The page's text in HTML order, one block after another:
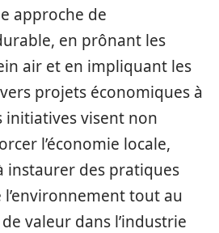
approche de
en prônant les
air et en impliquant les
projets économiques à
initiatives visent non
l’économie locale,
instaurer des pratiques
l’environnement tout au
valeur dans l’industrie